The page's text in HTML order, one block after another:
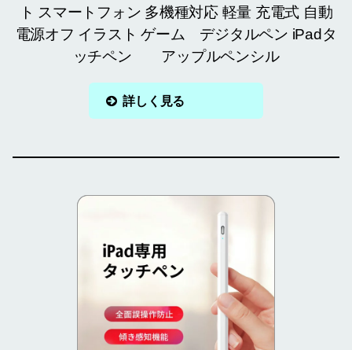
ト スマートフォン 多機種対応 軽量 充電式 自動
電源オフ イラスト ゲーム デジタルペン iPadタ
ッチペン アップルペンシル
詳しく見る